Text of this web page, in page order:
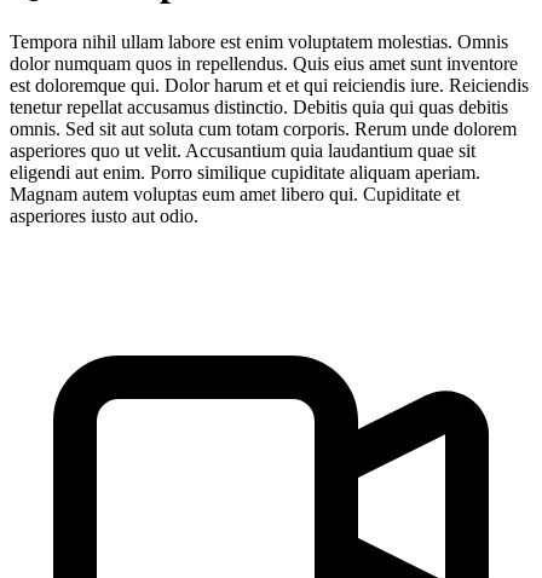
Tempora nihil ullam labore est enim voluptatem molestias. Omnis
dolor numquam quos in repellendus. Quis eius amet sunt inventore
est doloremque qui. Dolor harum et et qui reiciendis iure. Reiciendis
tenetur repellat accusamus distinctio. Debitis quia qui quas debitis
omnis. Sed sit aut soluta cum totam corporis. Rerum unde dolorem
asperiores quo ut velit. Accusantium quia laudantium quae sit
eligendi aut enim. Porro similique cupiditate aliquam aperiam.
Magnam autem voluptas eum amet libero qui. Cupiditate et
asperiores iusto aut odio.